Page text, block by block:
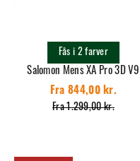
Salomon Mens XA Pro 3D V9
Fra 1.299,00 kr.
Fra 844,00 kr.
Fås i 2 farver